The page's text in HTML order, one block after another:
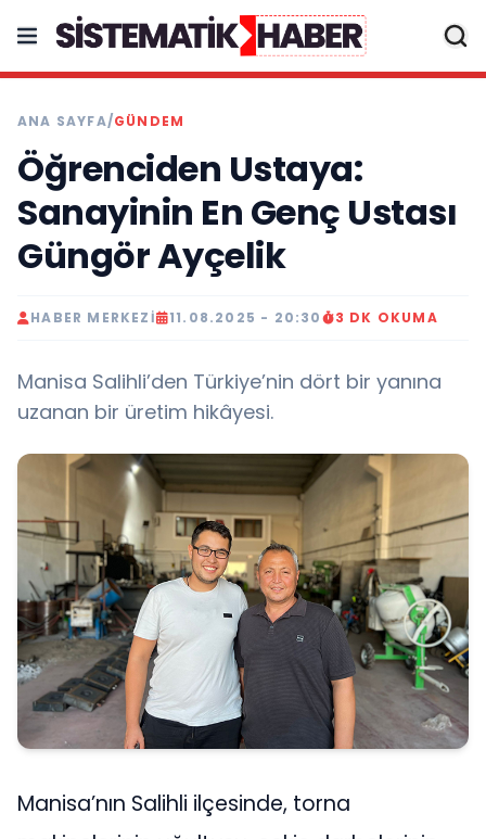
ANA SAYFA/GÜNDEM
Öğrenciden Ustaya:
Sanayinin En Genç Ustası
Güngör Ayçelik
HABER MERKEZI 11.08.2025 - 20:30 3 DK OKUMA
Manisa Salihli’den Türkiye’nin dört bir yanına
uzanan bir üretim hikâyesi.
Manisa’nın Salihli ilçesinde, torna